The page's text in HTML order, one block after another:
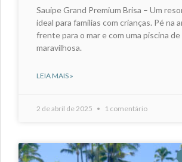
Sauipe Grand Premium Brisa – Um
ideal para famílias com crianças. Pé na
frente para o mar e com uma piscina
maravilhosa.
LEIA MAIS »
2 de abril de 2025 1 comentário